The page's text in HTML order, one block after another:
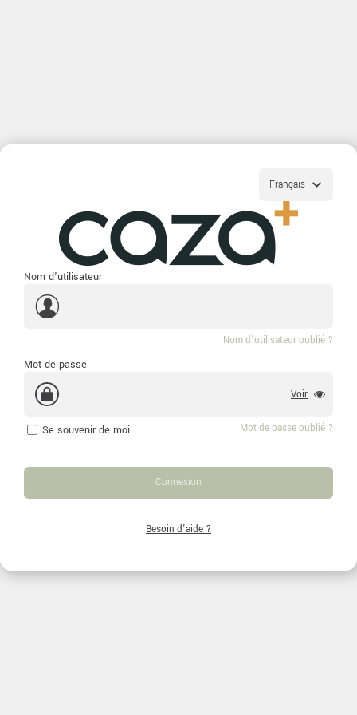
Nom d'utilisateur
Nom d'utilisateur oublié ?
Mot de passe
Voir
Se souvenir de moi Mot de passe oublié ?
Connexion
Besoin d'aide ?